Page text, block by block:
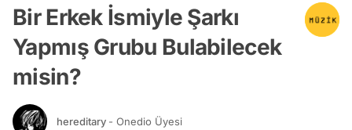
Bir Erkek İsmiyle Şarkı
Yapmış Grubu Bulabilecek
misin?
hereditary - Onedio Üyesi